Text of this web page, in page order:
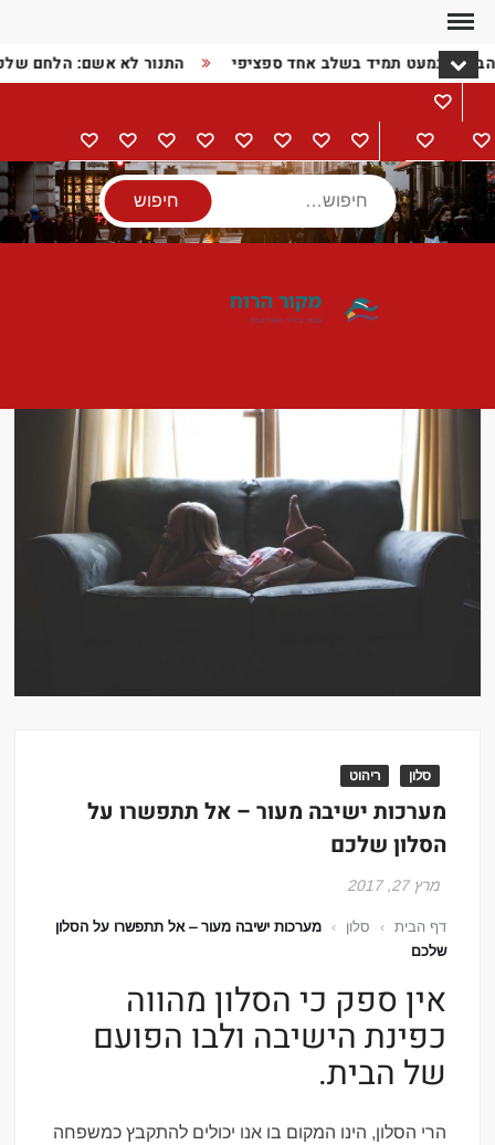
Skip
content
התנור לא אשם: הלחם כמעט תמיד בשלב אחד ספציפי
דף
הבית
מתכונים
בישול הורים
וילדים
מתנותמוצרי
חשמל
טיוליםאודותצור
קשר
מדיניות
פרטיות
הצהרת
נגישות
חיפוש
סלון ריהוט
מערכות ישיבה מעור – אל תתפשרו על
הסלון שלכם
מרץ 27, 2017
דף הבית › סלון ›
מערכות ישיבה מעור – אל תתפשרו על הסלון
שלכם
אין ספק כי הסלון מהווה
כפינת הישיבה ולבו הפועם
של הבית.
הרי הסלון, הינו המקום בו אנו יכולים להתקבץ כמשפחה